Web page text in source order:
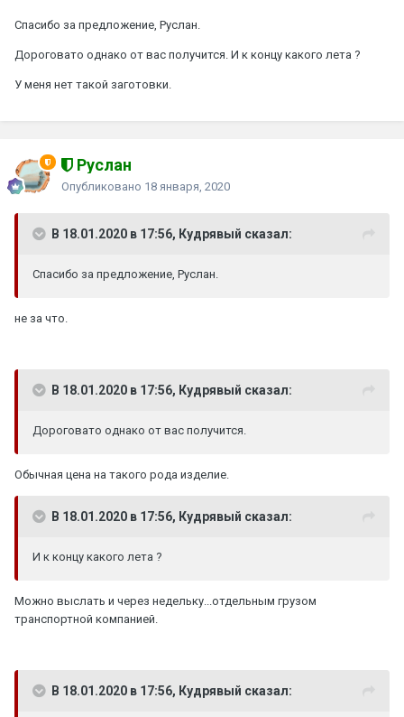
Спасибо за предложение, Руслан.
Дороговато однако от вас получится. И к концу какого лета ?
У меня нет такой заготовки.
Руслан
Опубликовано 18 января, 2020
В 18.01.2020 в 17:56, Кудрявый сказал:
Спасибо за предложение, Руслан.
не за что.
В 18.01.2020 в 17:56, Кудрявый сказал:
Дороговато однако от вас получится.
Обычная цена на такого рода изделие.
В 18.01.2020 в 17:56, Кудрявый сказал:
И к концу какого лета ?
Можно выслать и через недельку...отдельным грузом
транспортной компанией.
В 18.01.2020 в 17:56, Кудрявый сказал: